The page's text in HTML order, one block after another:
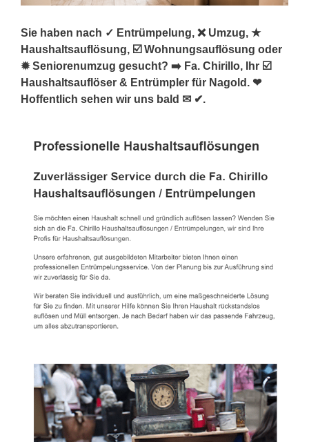
Sie haben nach ✓ Entrümpelung, ❌ Umzug, ★
Haushaltsauflösung, ☑️ Wohnungsauflösung oder
✹ Seniorenumzug gesucht? ➡️ Fa. Chirillo, Ihr ☑️
Haushaltsauflöser & Entrümpler für Nagold. ❤
Hoffentlich sehen wir uns bald ✉ ✔.